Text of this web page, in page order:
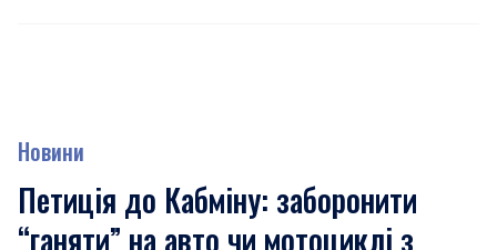
Новини
Петиція до Кабміну: заборонити
“ганяти” на авто чи мотоциклі з